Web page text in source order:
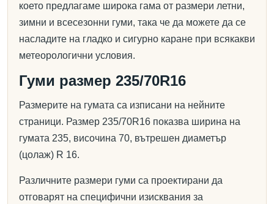
което предлагаме широка гама от размери летни,
зимни и всесезонни гуми, така че да можете да се
насладите на гладко и сигурно каране при всякакви
метеорологични условия.
Гуми размер 235/70R16
Размерите на гумата са изписани на нейните
страници. Размер 235/70R16 показва ширина на
гумата 235, височина 70, вътрешен диаметър
(цолаж) R 16.
Различните размери гуми са проектирани да
отговарят на специфични изисквания за